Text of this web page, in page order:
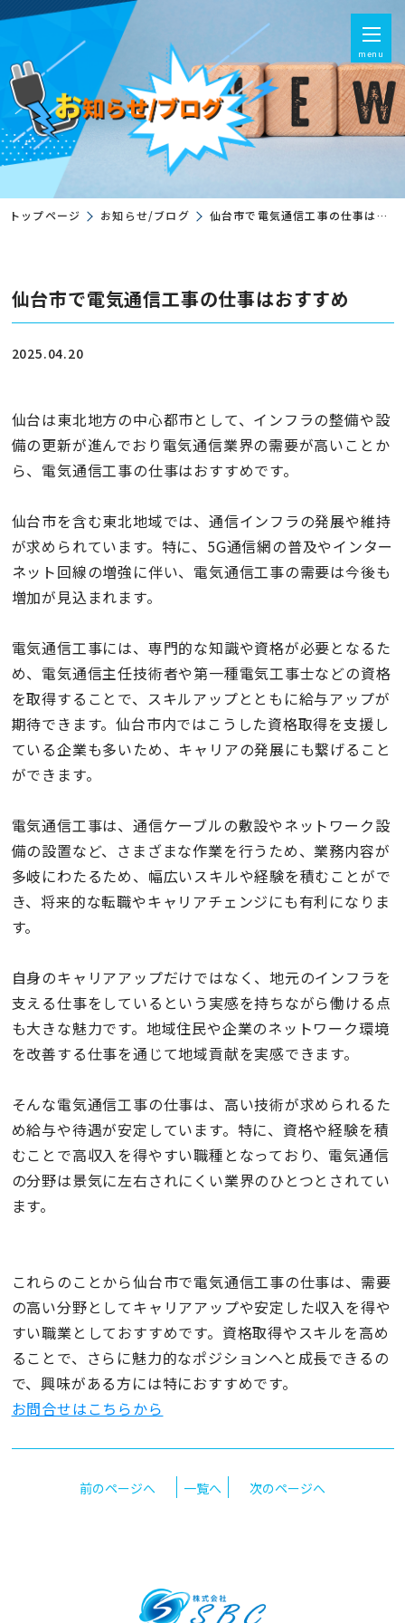
menu
トップページ お知らせ/ブログ 仙台市で電気通信工事の仕事はおすすめ
仙台市で電気通信工事の仕事はおすすめ
2025.04.20
仙台は東北地方の中心都市として、インフラの整備や設
備の更新が進んでおり電気通信業界の需要が高いことか
ら、電気通信工事の仕事はおすすめです。
仙台市を含む東北地域では、通信インフラの発展や維持
が求められています。特に、5G通信網の普及やインター
ネット回線の増強に伴い、電気通信工事の需要は今後も
増加が見込まれます。
電気通信工事には、専門的な知識や資格が必要となるた
め、電気通信主任技術者や第一種電気工事士などの資格
を取得することで、スキルアップとともに給与アップが
期待できます。仙台市内ではこうした資格取得を支援し
ている企業も多いため、キャリアの発展にも繋げること
ができます。
電気通信工事は、通信ケーブルの敷設やネットワーク設
備の設置など、さまざまな作業を行うため、業務内容が
多岐にわたるため、幅広いスキルや経験を積むことがで
き、将来的な転職やキャリアチェンジにも有利になりま
す。
自身のキャリアアップだけではなく、地元のインフラを
支える仕事をしているという実感を持ちながら働ける点
も大きな魅力です。地域住民や企業のネットワーク環境
を改善する仕事を通じて地域貢献を実感できます。
そんな電気通信工事の仕事は、高い技術が求められるた
め給与や待遇が安定しています。特に、資格や経験を積
むことで高収入を得やすい職種となっており、電気通信
の分野は景気に左右されにくい業界のひとつとされてい
ます。
これらのことから仙台市で電気通信工事の仕事は、需要
の高い分野としてキャリアアップや安定した収入を得や
すい職業としておすすめです。資格取得やスキルを高め
ることで、さらに魅力的なポジションへと成長できるの
で、興味がある方には特におすすめです。
お問合せはこちらから
前のページへ 一覧へ 次のページへ